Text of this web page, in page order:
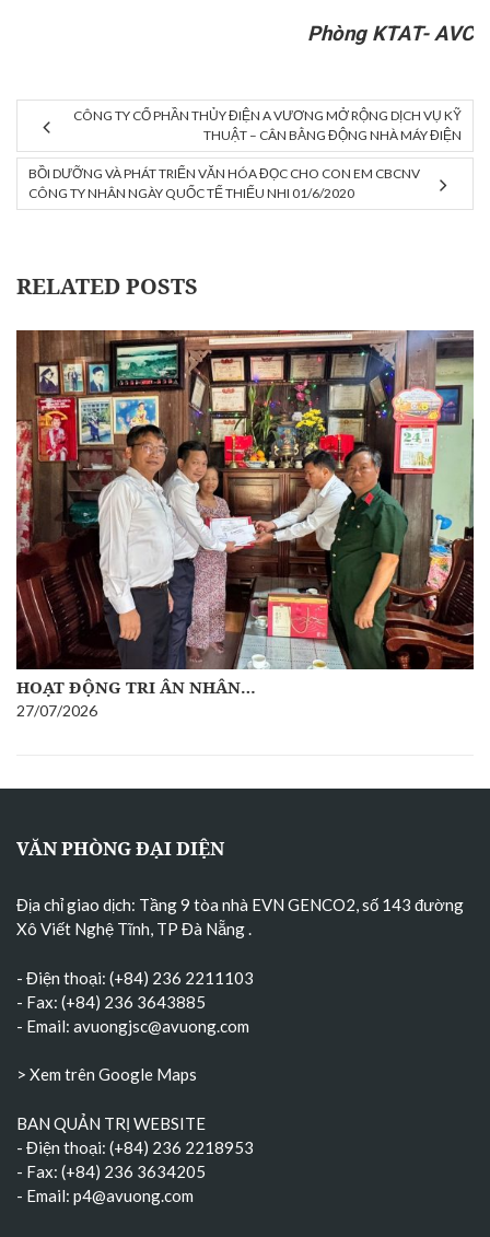
Phòng KTAT- AVC
CÔNG TY CỔ PHẦN THỦY ĐIỆN A VƯƠNG MỞ RỘNG DỊCH VỤ KỸ
THUẬT – CÂN BẰNG ĐỘNG NHÀ MÁY ĐIỆN
BỒI DƯỠNG VÀ PHÁT TRIỂN VĂN HÓA ĐỌC CHO CON EM CBCNV
CÔNG TY NHÂN NGÀY QUỐC TẾ THIẾU NHI 01/6/2020
RELATED POSTS
HOẠT ĐỘNG TRI ÂN NHÂN…
27/07/2026
VĂN PHÒNG ĐẠI DIỆN
Địa chỉ giao dịch: Tầng 9 tòa nhà EVN GENCO2, số 143 đường
Xô Viết Nghệ Tĩnh, TP Đà Nẵng.
- Điện thoại: (+84) 236 2211103
- Fax: (+84) 236 3643885
- Email: avuongjsc@avuong.com
> Xem trên Google Maps
BAN QUẢN TRỊ WEBSITE
- Điện thoại: (+84) 236 2218953
- Fax: (+84) 236 3634205
- Email: p4@avuong.com